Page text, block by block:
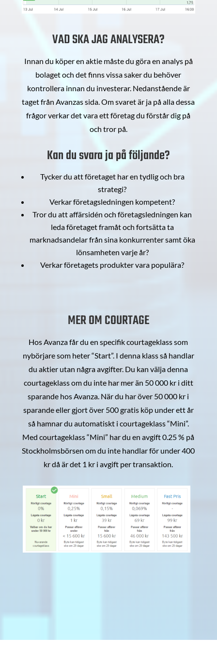
VAD SKA JAG ANALYSERA?
Innan du köper en aktie måste du göra en analys på
bolaget och det finns vissa saker du behöver
kontrollera innan du investerar. Nedanstående är
taget från Avanzas sida. Om svaret är ja på alla dessa
frågor verkar det vara ett företag du förstår dig på
och tror på.
Kan du svara ja på följande?
Tycker du att företaget har en tydlig och bra
strategi?
Verkar företagsledningen kompetent?
Tror du att affärsidén och företagsledningen kan
leda företaget framåt och fortsätta ta
marknadsandelar från sina konkurrenter samt öka
lönsamheten varje år?
Verkar företagets produkter vara populära?
MER OM COURTAGE
Hos Avanza får du en specifik courtageklass som
nybörjare som heter “Start”. I denna klass så handlar
du aktier utan några avgifter. Du kan välja denna
courtageklass om du inte har mer än 50 000 kr i ditt
sparande hos Avanza. När du har över 50 000 kr i
sparande eller gjort över 500 gratis köp under ett år
så hamnar du automatiskt i courtageklass “Mini”.
Med courtageklass “Mini” har du en avgift 0.25 % på
Stockholmsbörsen om du inte handlar för under 400
kr då är det 1 kr i avgift per transaktion.